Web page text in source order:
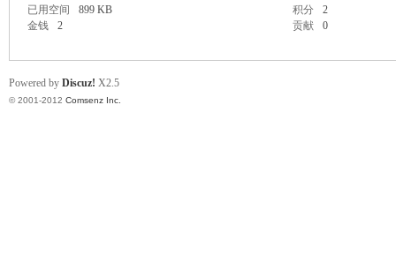
已用空间
899 KB 积分
2
金钱
2 贡献 0
Powered by Discuz! X2.5
© 2001-2012 Comsenz Inc.